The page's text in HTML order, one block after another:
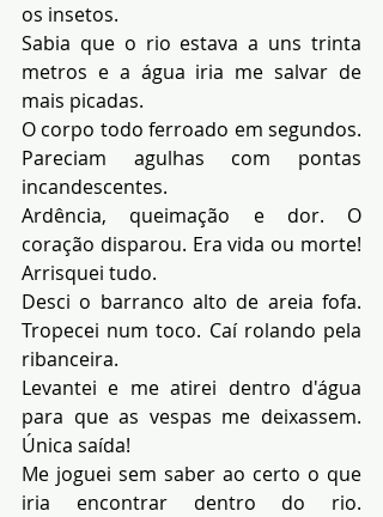
os insetos.
Sabia que o rio estava a uns trinta
metros e a água iria me salvar de
mais picadas.
O corpo todo ferroado em segundos.
Pareciam agulhas com pontas
incandescentes.
Ardência, queimação e dor. O
coração disparou. Era vida ou morte!
Arrisquei tudo.
Desci o barranco alto de areia fofa.
Tropecei num toco. Caí rolando pela
ribanceira.
Levantei e me atirei dentro d'água
para que as vespas me deixassem.
Única saída!
Me joguei sem saber ao certo o que
iria encontrar dentro do rio.